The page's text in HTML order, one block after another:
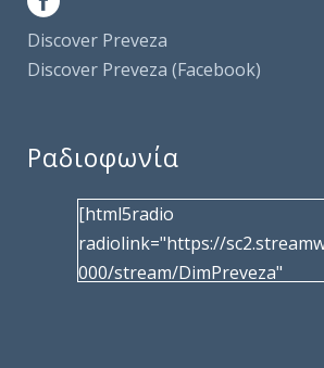
Discover Preveza
Discover Preveza (Facebook)
Ραδιοφωνία
[html5radio
radiolink="https://
000/stream/DimPreveza"